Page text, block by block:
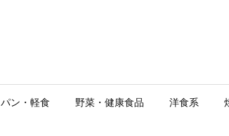
パン・軽食 野菜・健康食品 洋食系